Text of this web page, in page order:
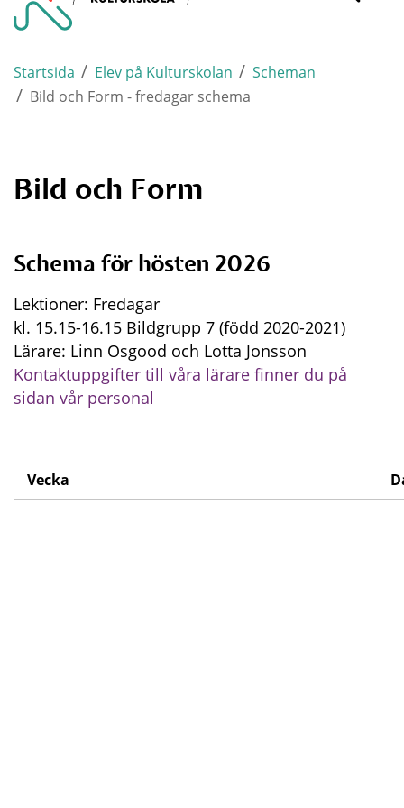
Startsida / Elev på Kulturskolan / Scheman
/ Bild och Form - fredagar schema
Bild och Form
Schema för hösten 2026
Lektioner: Fredagar
kl. 15.15-16.15 Bildgrupp 7 (född 2020-2021)
Lärare: Linn Osgood och Lotta Jonsson
Kontaktuppgifter till våra lärare finner du på
sidan vår personal
Vecka